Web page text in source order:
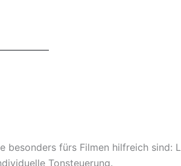
besonders fürs Filmen hilfreich sind:
Tonsteuerung.